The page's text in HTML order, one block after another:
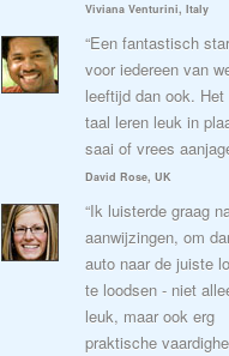
Viviana Venturini, Italy
“Een fantastisch
voor iedereen van
leeftijd dan ook.
taal leren leuk in
saai of vrees
David Rose, UK
“Ik luisterde graag
aanwijzingen, om
auto naar de juiste
te loodsen - niet
leuk, maar ook erg
praktische